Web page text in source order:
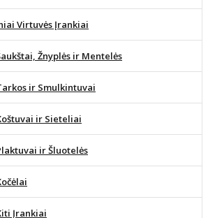
Virtuvės Įrankiai
Žnyplės ir Mentelės
ir Smulkintuvai
ir Sieteliai
ir Šluotelės
Įrankiai